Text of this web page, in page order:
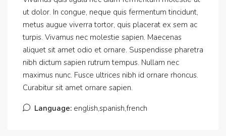
ut dolor. In congue, neque quis fermentum tincidunt,
metus augue viverra tortor, quis placerat ex sem ac
turpis. Vivamus nec molestie sapien. Maecenas
aliquet sit amet odio et ornare. Suspendisse pharetra
nibh dictum sapien rutrum tempus. Nullam nec
maximus nunc. Fusce ultrices nibh id ornare rhoncus.
Curabitur sit amet ornare sapien.
Language: english,spanish,french